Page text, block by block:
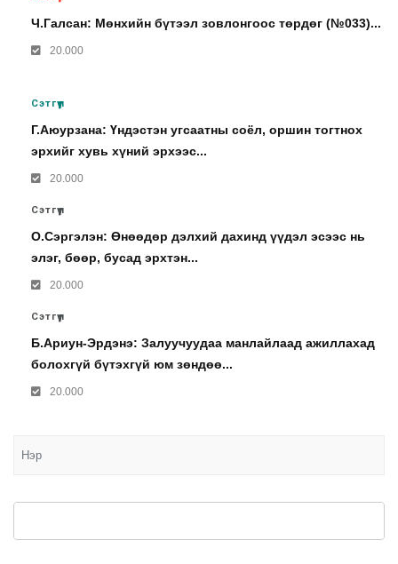
Ч.Галсан: Мөнхийн бүтээл зовлонгоос төрдөг (№033)...
20.000
Сэтгүүл
Г.Аюурзана: Үндэстэн угсаатны соёл, оршин тогтнох
эрхийг хувь хүний эрхээс...
20.000
Сэтгүүл
О.Сэргэлэн: Өнөөдөр дэлхий дахинд үүдэл эсээс нь
элэг, бөөр, бусад эрхтэн...
20.000
Сэтгүүл
Б.Ариун-Эрдэнэ: Залуучуудаа манлайлаад ажиллахад
болохгүй бүтэхгүй юм зөндөө...
20.000